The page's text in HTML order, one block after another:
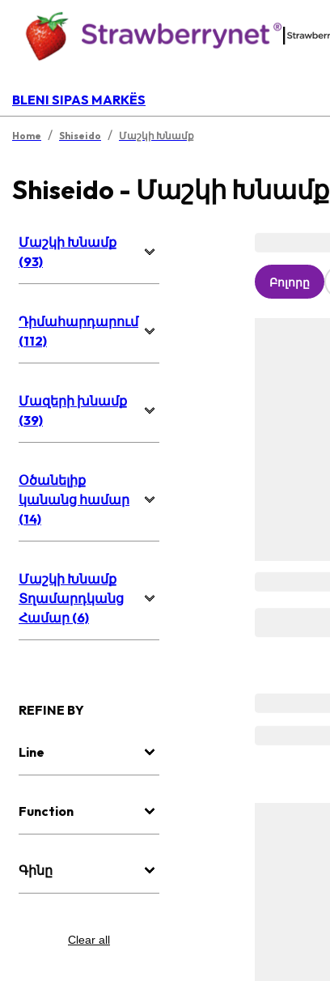
|
BLENI SIPAS MARKËS
Home / Shiseido / Մաշկի Խնամք
Shiseido - Մաշկի Խնամք
Մաշկի Խնամք
(93)
Դիմահարդարում
(112)
Մազերի խնամք
(39)
Օծանելիք
կանանց համար
(14)
Մաշկի Խնամք
Տղամարդկանց
Համար (6)
REFINE BY
Line
Function
Գինը
Clear all
Բոլորը